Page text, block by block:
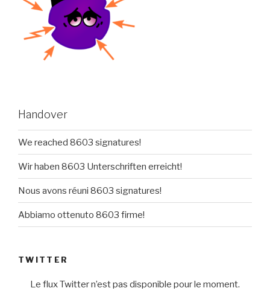
Handover
We reached 8603 signatures!
Wir haben 8603 Unterschriften erreicht!
Nous avons réuni 8603 signatures!
Abbiamo ottenuto 8603 firme!
TWITTER
Le flux Twitter n’est pas disponible pour le moment.